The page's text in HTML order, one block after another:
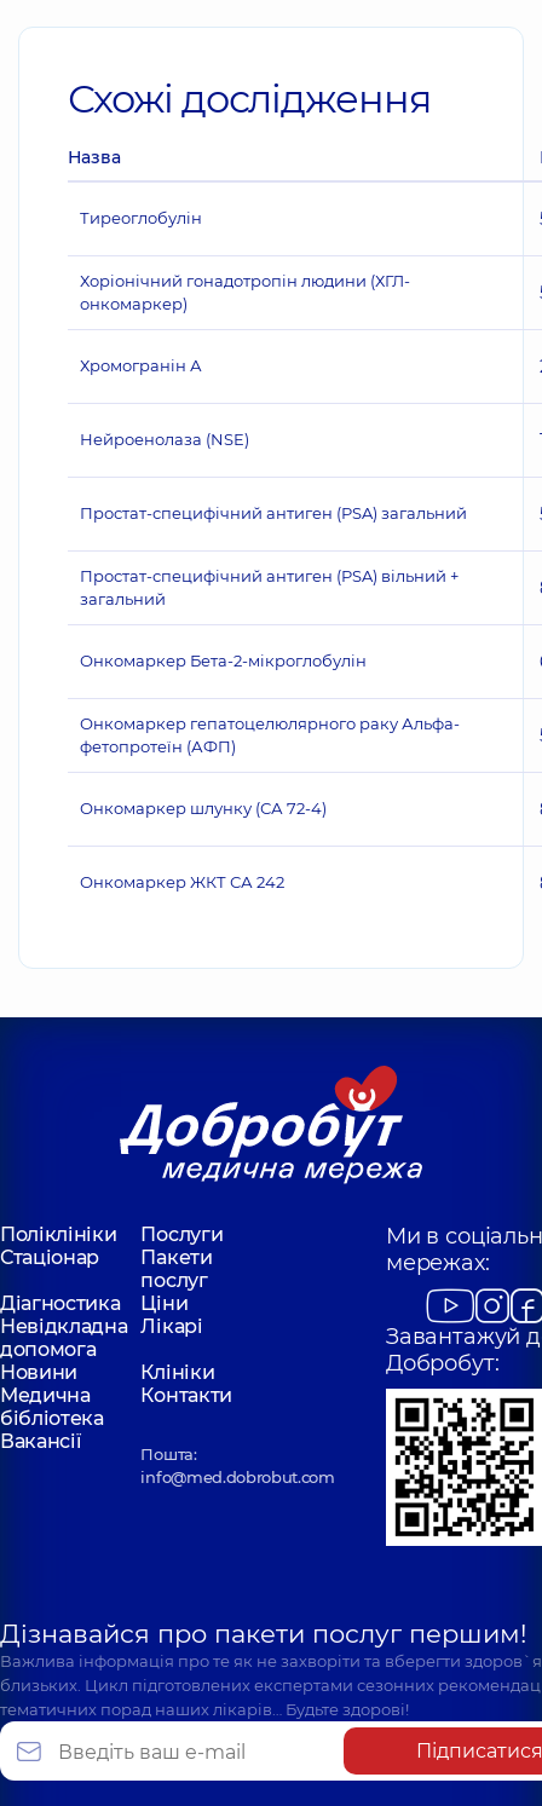
Схожі дослідження
Назва
Тиреоглобулін
Хоріонічний гонадотропін людини (ХГЛ-
онкомаркер)
Хромогранін А
Нейроенолаза (NSE)
Простат-специфічний антиген (PSA) загальний
Простат-специфічний антиген (PSA) вільний +
загальний
Онкомаркер Бета-2-мікроглобулін
Онкомаркер гепатоцелюлярного раку Альфа-
фетопротеїн (АФП)
Онкомаркер шлунку (СА 72-4)
Онкомаркер ЖКТ СА 242
Поліклініки
Послуги
Стаціонар
Пакети
послуг
Діагностика
Ціни
Невідкладна
допомога
Лікарі
Новини
Клініки
Медична
бібліотека
Контакти
Вакансії
Пошта:
info@med.dobrobut.com
Ми в
мережах:
Завантажуй
Добробут:
Дізнавайся про пакети послуг першим!
Важлива інформація про те як не захворіти та вберегти
близьких. Цикл підготовлених експертами сезонних
тематичних порад наших лікарів… Будьте здорові!
Підписатися